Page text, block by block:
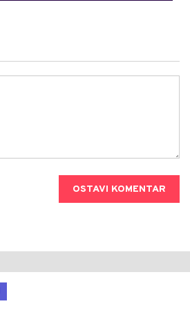
OSTAVI KOMENTAR